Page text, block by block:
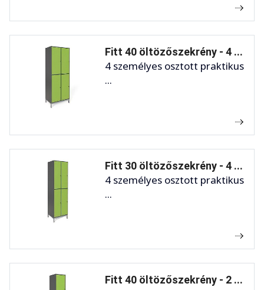
Fitt 40 öltözőszekrény - 4 ...
4 személyes osztott praktikus
...
Fitt 30 öltözőszekrény - 4 ...
4 személyes osztott praktikus
...
Fitt 40 öltözőszekrény - 2 ...